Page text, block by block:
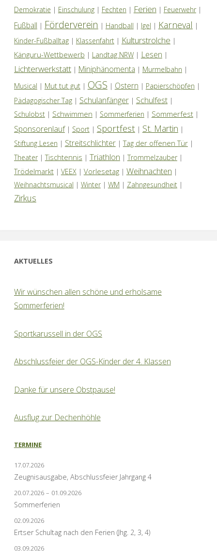
Demokratie | Einschulung| Fechten | Ferien | Feuerwehr|
Fußball | Förderverein | Handball | Igel | Karneval |
Kinder-Fußballtag| Klassenfahrt| Kulturstrolche |
Känguru-Wettbewerb | Landtag NRW| Lesen |
Lichterwerkstatt| Miniphänomenta | Murmelbahn |
Musical | Mut tut gut| OGS | Ostern | Papierschöpfen |
Pädagogischer Tag| Schulanfänger| Schulfest|
Schulobst| Schwimmen | Sommerferien | Sommerfest|
Sponsorenlauf| Sport| Sportfest | St. Martin |
Stiftung Lesen | Streitschlichter|Tag der offenen Tür|
Theater|Tischtennis | Triathlon | Trommelzauber|
Trödelmarkt| VEEX| Vorlesetag| Weihnachten |
Weihnachtsmusical | Winter| WM | Zahngesundheit|
Zirkus
AKTUELLES
Wir wünschen allen schöne und erholsame
Sommerferien!
Sportkarussell in der OGS
Abschlussfeier der OGS-Kinder der 4. Klassen
Danke für unsere Obstpause!
Ausflug zur Dechenhöhle
TERMINE
17.07.2026
Zeugnisausgabe, Abschlussfeier Jahrgang 4
20.07.2026 – 01.09.2026
Sommerferien
02.09.2026
Ertser Schultag nach den Ferien (Jhg. 2, 3, 4)
03.09.2026